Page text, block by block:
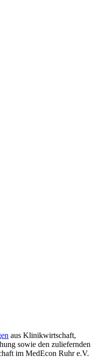
aus Klinikwirtschaft,
sowie den zuliefernden
im MedEcon Ruhr e.V.